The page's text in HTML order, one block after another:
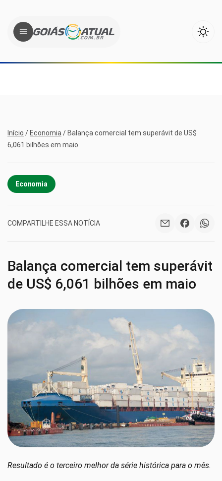
Início / Economia / Balança comercial tem superávit de US$
6,061 bilhões em maio
Economia
COMPARTILHE ESSA NOTÍCIA
Balança comercial tem superávit
de US$ 6,061 bilhões em maio
Resultado é o terceiro melhor da série histórica para o mês.